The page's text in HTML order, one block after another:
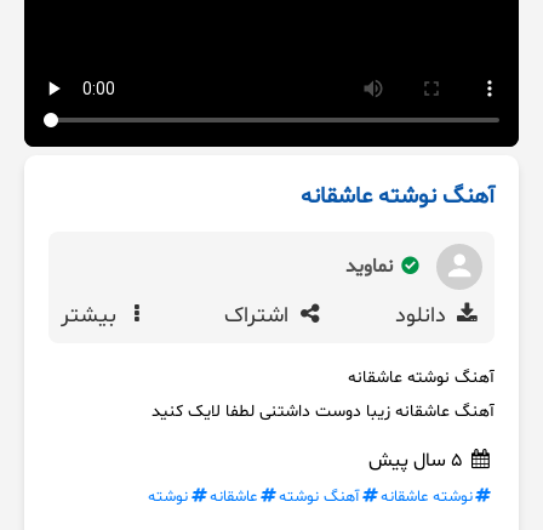
آهنگ نوشته عاشقانه
نماوید
دانلود اشتراک بیشتر
آهنگ نوشته عاشقانه
آهنگ عاشقانه زیبا دوست داشتنی لطفا لایک کنید
نوشته عاشقانه آهنگ نوشته عاشقانه نوشته